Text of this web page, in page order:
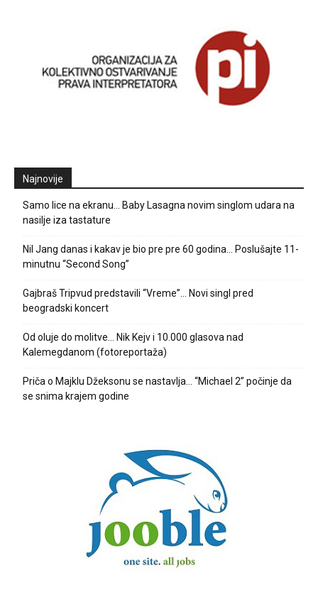
Najnovije
Samo lice na ekranu… Baby Lasagna novim singlom udara na
nasilje iza tastature
Nil Jang danas i kakav je bio pre pre 60 godina… Poslušajte 11-
minutnu “Second Song”
Gajbraš Tripvud predstavili “Vreme”… Novi singl pred
beogradski koncert
Od oluje do molitve… Nik Kejv i 10.000 glasova nad
Kalemegdanom (fotoreportaža)
Priča o Majklu Džeksonu se nastavlja… “Michael 2” počinje da
se snima krajem godine